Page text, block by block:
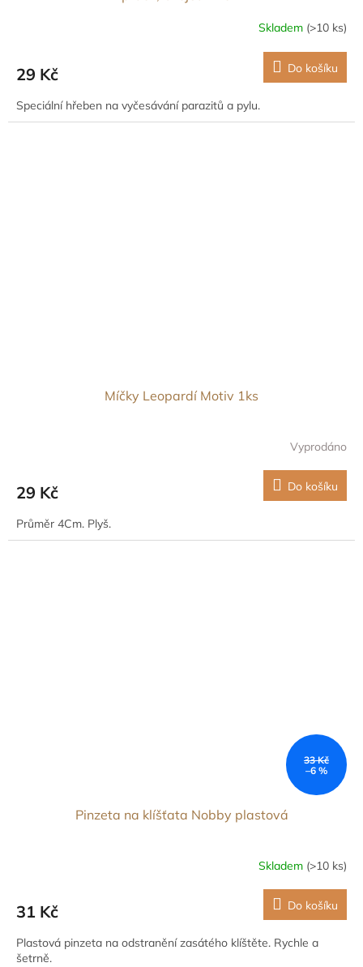
Skladem (>10 ks)
29 Kč Do košíku
Speciální hřeben na vyčesávání parazitů a pylu.
Míčky Leopardí Motiv 1ks
Vyprodáno
29 Kč Do košíku
Průměr 4Cm. Plyš.
33 Kč
–6 %
Pinzeta na klíšťata Nobby plastová
Skladem (>10 ks)
31 Kč Do košíku
Plastová pinzeta na odstranění zasátého klíštěte. Rychle a
šetrně.